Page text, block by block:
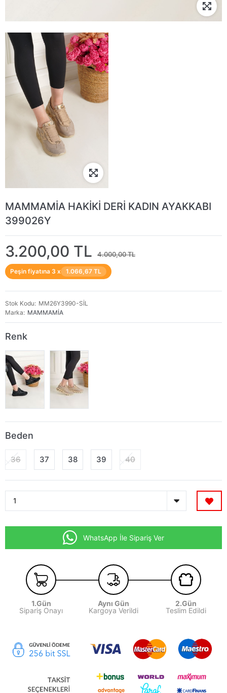
MAMMAMİA HAKİKİ DERİ KADIN AYAKKABI
399026Y
3.200,00 TL 4.000,00 TL
Peşin fiyatına 3 x 1.066,67 TL
Stok Kodu
MM26Y3990-SİL
Marka
MAMMAMİA
Renk
Beden
36 37 38 39 40
WhatsApp İle Sipariş Ver
1.Gün
Sipariş Onayı
Aynı Gün
Kargoya Verildi
2.Gün
Teslim Edildi